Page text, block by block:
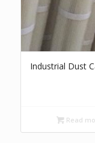
Industrial Dust
Read